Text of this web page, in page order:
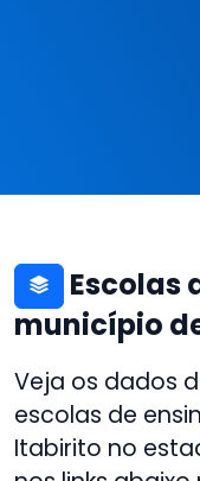
Escolas
município
Veja os dados
escolas de
Itabirito no